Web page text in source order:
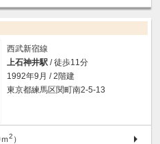
西武新宿線
上石神井駅 / 徒歩11分
1992年9月 / 2階建
東京都練馬区関町南2-5-13
2 ）